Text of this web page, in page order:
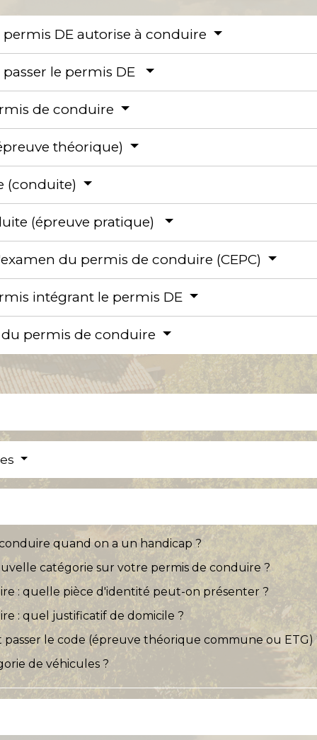
DE autorise à conduire
le permis DE
de conduire
théorique)
(conduite)
(épreuve pratique)
du permis de conduire (CEPC)
intégrant le permis DE
permis de conduire
quand on a un handicap ?
catégorie sur votre permis de conduire ?
: quelle pièce d'identité peut-on présenter ?
: quel justificatif de domicile ?
le code (épreuve théorique commune ou ETG)
de véhicules ?